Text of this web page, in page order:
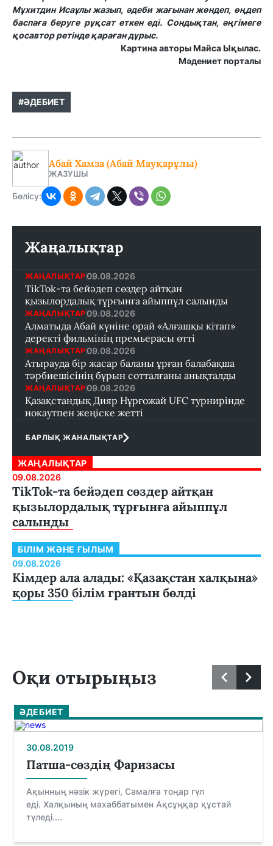
Мұхитдин Исаұлы жазып, әдеби жағынан жөндеп, өңдеп
баспаға беруге рұқсат еткен еді. Сондықтан, әңгімеге
қосавтор ретінде қараған дұрыс.
Картина авторы Майса Ықылас.
Мәдениет порталы
#ӘДЕБИЕТ
​​Абай Хамза (Абай Мауқарұлы)
ЖАЗУШЫ
Бөлісу:
Жаңалықтар
ЖАҢАЛЫҚТАР 09.08.2026
TikTok-та бейәдеп сөздер айтқан
қызылордалық тұрғынға айыппұл салынды
ЖАҢАЛЫҚТАР 09.08.2026
Алматыда Абай күніне орай «Алғашқы кітап»
деректі фильмінің премьерасы өтті
ЖАҢАЛЫҚТАР 09.08.2026
Атырауда бір жасар баланы ұрған балабақша
тәрбиешісінің бұрын сотталғаны анықталды
ЖАҢАЛЫҚТАР 09.08.2026
Қазақстандық Дияр Нұрғожай UFC турнирінде
нокаутпен жеңіске жетті
БАРЛЫҚ ЖАНАЛЫҚТАР
ЖАҢАЛЫҚТАР
09.08.2026
TikTok-та бейәдеп сөздер айтқан
қызылордалық тұрғынға айыппұл
салынды
БІЛІМ ЖӘНЕ ҒЫЛЫМ
09.08.2026
Кімдер ала алады: «Қазақстан халқына»
қоры 350 білім грантын бөлді
Оқи отырыңыз
ӘДЕБИЕТ
30.08.2019
Патша-сөздің Фаризасы
Ақынның нәзік жүрегі, Самалға тоңар гүл
еді. Халқының махаббатымен Ақсұңқар құстай
түледі....